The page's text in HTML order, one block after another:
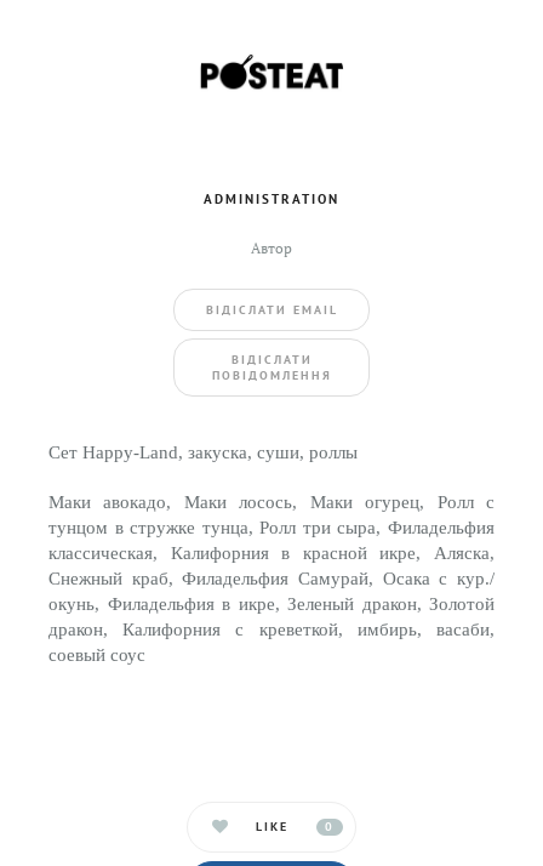
ADMINISTRATION
Автор
ВIДIСЛАТИ EMAIL
BIДIСЛАТИ
ПОВIДОМЛЕННЯ
Сет Happy-Land, закуска, суши, роллы
Маки авокадо, Маки лосось, Маки огурец, Ролл с
тунцом в стружке тунца, Ролл три сыра, Филадельфия
классическая, Калифорния в красной икре, Аляска,
Снежный краб, Филадельфия Самурай, Осака с кур./
окунь, Филадельфия в икре, Зеленый дракон, Золотой
дракон, Калифорния с креветкой, имбирь, васаби,
соевый соус
LIKE 0